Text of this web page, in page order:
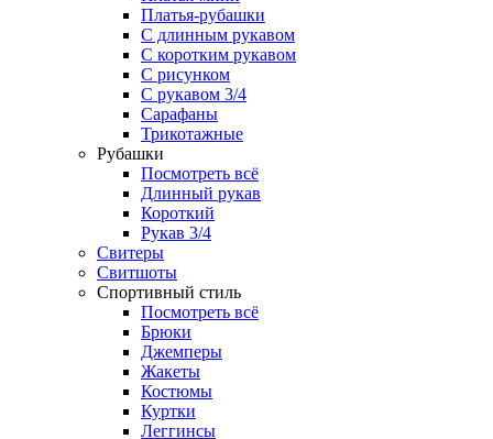
Платья-рубашки
С длинным рукавом
С коротким рукавом
С рисунком
С рукавом 3/4
Сарафаны
Трикотажные
Рубашки
Посмотреть всё
Длинный рукав
Короткий
Рукав 3/4
Свитеры
Свитшоты
Спортивный стиль
Посмотреть всё
Брюки
Джемперы
Жакеты
Костюмы
Куртки
Леггинсы